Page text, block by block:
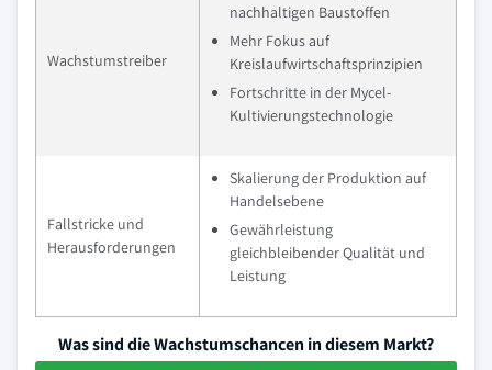
Wachstumstreiber
nachhaltigen Baustoffen
Mehr Fokus auf
Kreislaufwirtschaftsprinzipien
Fortschritte in der Mycel-
Kultivierungstechnologie
Fallstricke und
Herausforderungen
Skalierung der Produktion auf
Handelsebene
Gewährleistung
gleichbleibender Qualität und
Leistung
Was sind die Wachstumschancen in diesem Markt?